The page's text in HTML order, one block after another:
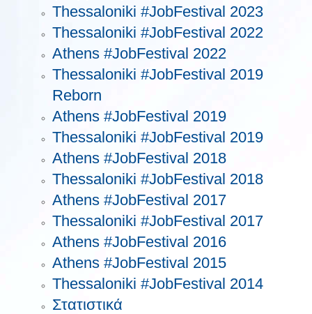
Thessaloniki #JobFestival 2023
Thessaloniki #JobFestival 2022
Athens #JobFestival 2022
Thessaloniki #JobFestival 2019
Reborn
Athens #JobFestival 2019
Thessaloniki #JobFestival 2019
Athens #JobFestival 2018
Thessaloniki #JobFestival 2018
Athens #JobFestival 2017
Τhessaloniki #JobFestival 2017
Athens #JobFestival 2016
Athens #JobFestival 2015
Thessaloniki #JobFestival 2014
Στατιστικά